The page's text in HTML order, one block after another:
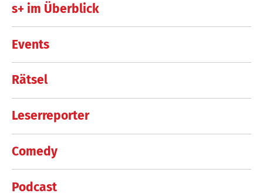
s+ im Überblick
Events
Rätsel
Leserreporter
Comedy
Podcast